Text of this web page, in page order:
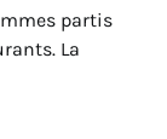
partis
La